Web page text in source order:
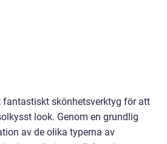
fantastiskt skönhetsverktyg för att
look. Genom en grundlig
av de olika typerna av